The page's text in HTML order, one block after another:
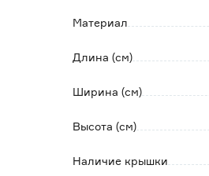
Материал
Длина (см)
Ширина (см)
Высота (см)
Наличие крышки